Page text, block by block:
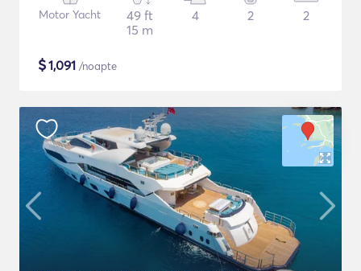
Motor Yacht
49 ft
15 m
4 2 2
$1,091 /noapte